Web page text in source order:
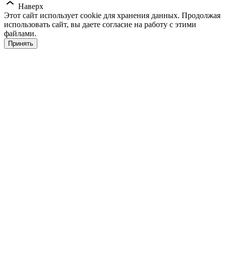
Наверх
Этот сайт использует cookie для хранения данных. Продолжая
использовать сайт, вы даете согласие на работу с этими
файлами.
Принять